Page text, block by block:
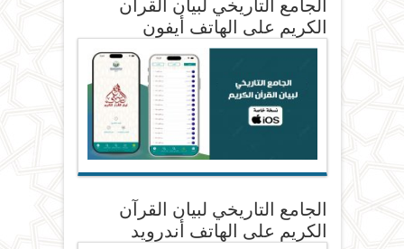
الجامع التاريخي لبيان القرأن
الكريم على الهاتف أيفون
الجامع التاريخي لبيان القرآن
الكريم على الهاتف أندرويد